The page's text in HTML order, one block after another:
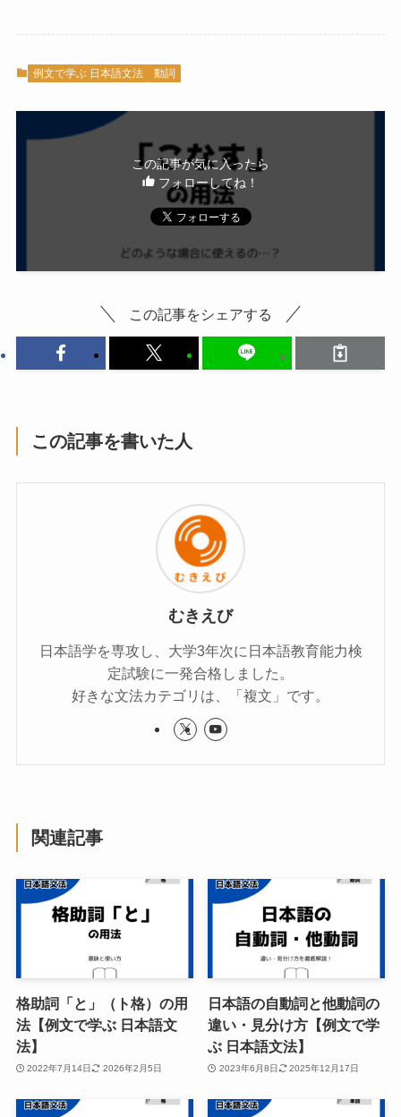
例文で学ぶ 日本語文法 動詞
この記事が気に入ったら
フォローしてね！
この記事をシェアする
この記事を書いた人
むきえび
日本語学を専攻し、大学3年次に日本語教育能力検
定試験に一発合格しました。
好きな文法カテゴリは、「複文」です。
関連記事
格助詞「と」（ト格）の用
法【例文で学ぶ 日本語文
法】
2022年7月14日 2026年2月5日
日本語の自動詞と他動詞の
違い・見分け方【例文で学
ぶ 日本語文法】
2023年6月8日 2025年12月17日